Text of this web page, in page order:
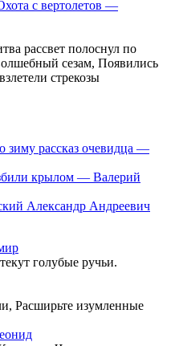
с вертолетов —
рассвет полоснул по
сезам, Появились
стрекозы
зиму рассказ очевидца —
крылом — Валерий
Александр Андреевич
голубые ручьи.
Расширьте изумленные